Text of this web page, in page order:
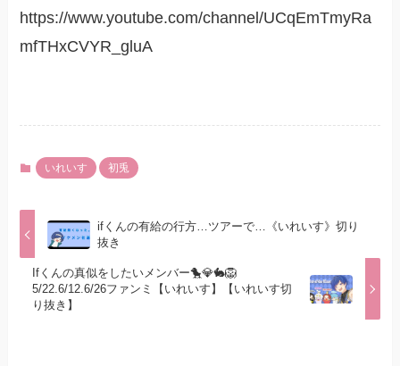
https://www.youtube.com/channel/UCqEmTmyRa
mfTHxCVYR_gluA
いれいす 初兎
ifくんの有給の行方…ツアーで…《いれいす》切り
抜き
Ifくんの真似をしたいメンバー🐤💎🐇🦁
5/22.6/12.6/26ファンミ【いれいす】【いれいす切
り抜き】